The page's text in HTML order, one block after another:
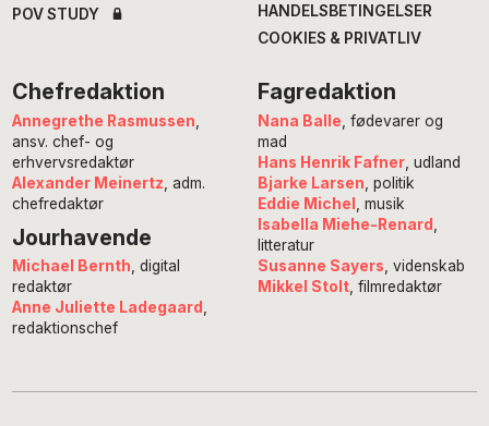
POV STUDY
HANDELSBETINGELSER
COOKIES & PRIVATLIV
Chefredaktion
Annegrethe Rasmussen
ansv. chef- og
erhvervsredaktør
Alexander Meinertz , adm.
chefredaktør
Jourhavende
Michael Bernth, digital
redaktør
Anne Juliette Ladegaard ,
redaktionschef
Fagredaktion
Nana Balle , fødevarer og
mad
Hans Henrik Fafner, udland
Bjarke Larsen , politik
Eddie Michel
, musik
Isabella Miehe-Renard
litteratur
Susanne Sayers , videnskab
Mikkel Stolt, filmredaktør